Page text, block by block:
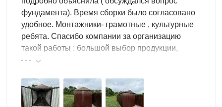
фундамента). Время сборки было согласовано
удобное. Монтажники- грамотные , культурные
ребята. Спасибо компании за организацию
такой работы : большой выбор продукции,
реальные цены.